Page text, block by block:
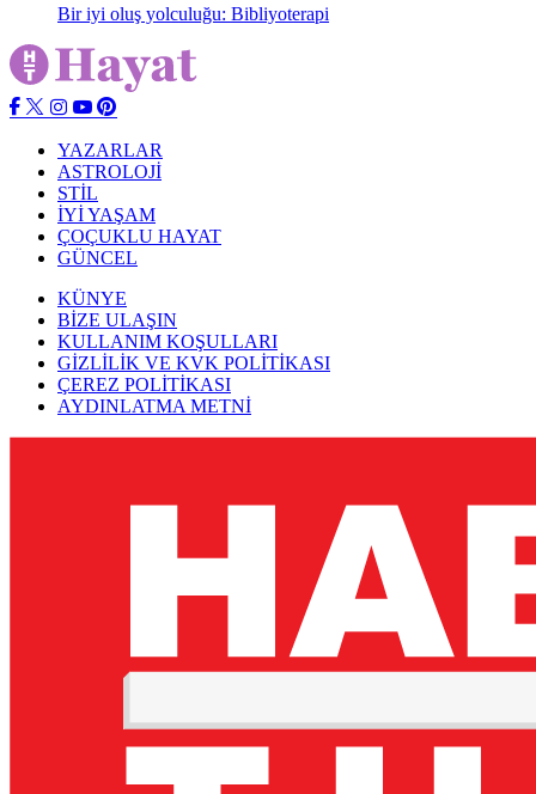
Bir iyi oluş yolculuğu: Bibliyoterapi
YAZARLAR
ASTROLOJİ
STİL
İYİ YAŞAM
ÇOÇUKLU HAYAT
GÜNCEL
KÜNYE
BİZE ULAŞIN
KULLANIM KOŞULLARI
GİZLİLİK VE KVK POLİTİKASI
ÇEREZ POLİTİKASI
AYDINLATMA METNİ